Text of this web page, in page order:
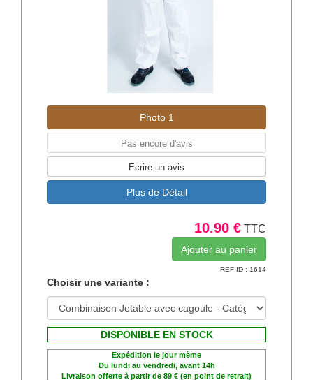
Photo 1
Pas encore d'avis
Ecrire un avis
Plus de Détail
10.90 € TTC
REF ID : 1614
Choisir une variante :
DISPONIBLE EN STOCK
Expédition le jour même
Du lundi au vendredi, avant 14h
Livraison offerte à partir de 89 € (en point de retrait)